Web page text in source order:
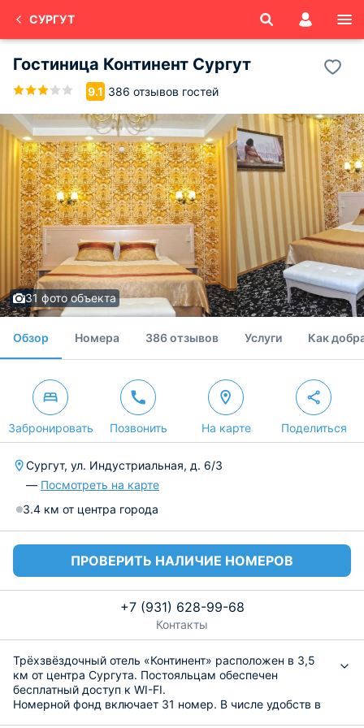
СУРГУТ
Гостиница Континент Сургут
9.1 386 отзывов гостей
31 фото объекта
Обзор Номера 386 отзывов Услуги Как
Забронировать Позвонить На карте Поделиться
Сургут, ул. Индустриальная, д. 6/3
— Посмотреть на карте
3.4 км от центра города
ПРОВЕРИТЬ НАЛИЧИЕ НОМЕРОВ
+7 (931) 628-99-68
Контакты
Трёхзвёздочный отель «Континент» расположен в 3,5
км от центра Сургута. Постояльцам обеспечен
бесплатный доступ к WI-FI.
Номерной фонд включает 31 номер. В числе удобств в